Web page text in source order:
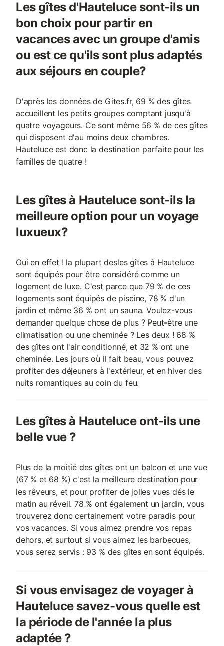
Les gîtes d'Hauteluce sont-ils un
bon choix pour partir en
vacances avec un groupe d'amis
ou est ce qu'ils sont plus adaptés
aux séjours en couple?
D'après les données de Gites.fr, 69 % des gîtes
accueillent les petits groupes comptant jusqu'à
quatre voyageurs. Ce sont même 56 % de ces gîtes
qui disposent d'au moins deux chambres.
Hauteluce est donc la destination parfaite pour les
familles de quatre !
Les gîtes à Hauteluce sont-ils la
meilleure option pour un voyage
luxueux?
Oui en effet ! la plupart desles gîtes à Hauteluce
sont équipés pour être considéré comme un
logement de luxe. C'est parce que 79 % de ces
logements sont équipés de piscine, 78 % d'un
jardin et même 36 % ont un sauna. Voulez-vous
demander quelque chose de plus ? Peut-être une
climatisation ou une cheminée ? Les deux ! 68 %
des gîtes ont l'air conditionné, et 32 % ont une
cheminée. Les jours où il fait beau, vous pouvez
profiter des déjeuners à l'extérieur, et en hiver des
nuits romantiques au coin du feu.
Les gîtes à Hauteluce ont-ils une
belle vue ?
Plus de la moitié des gîtes ont un balcon et une vue
(67 % et 68 %) c'est la meilleure destination pour
les rêveurs, et pour profiter de jolies vues dés le
matin au réveil. 78 % ont également un jardin, vous
trouverez donc certainement votre paradis pour
vos vacances. Si vous aimez prendre vos repas
dehors, et surtout si vous aimez les barbecues,
vous serez servis : 93 % des gîtes en sont équipés.
Si vous envisagez de voyager à
Hauteluce savez-vous quelle est
la période de l'année la plus
adaptée ?